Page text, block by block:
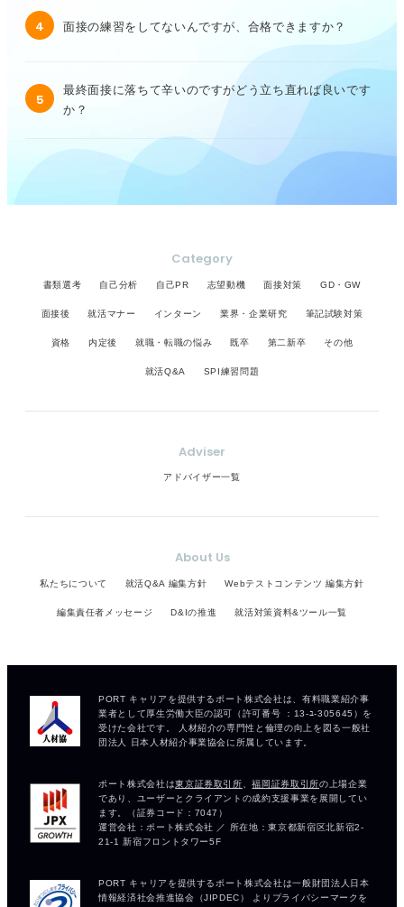
4 面接の練習をしてないんですが、合格できますか？
5
最終面接に落ちて辛いのですがどう立ち直れば良いです
か？
Category
書類選考 自己分析 自己PR 志望動機 面接対策 GD・GW
面接後 就活マナー インターン 業界・企業研究 筆記試験対策
資格 内定後 就職・転職の悩み 既卒 第二新卒 その他
就活Q&A SPI練習問題
Adviser
アドバイザー一覧
About Us
私たちについて 就活Q&A 編集方針 Webテストコンテンツ 編集方針
編集責任者メッセージ D&Iの推進 就活対策資料&ツール一覧